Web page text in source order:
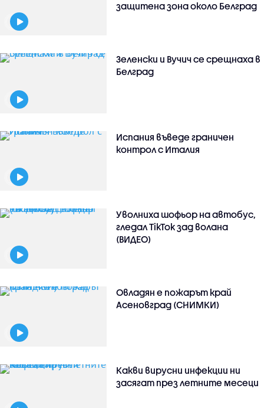
защитена зона около Белград
Зеленски и Вучич се срещнаха в
Белград
Испания въведе граничен
контрол с Италия
Уволниха шофьор на автобус,
гледал TikTok зад волана
(ВИДЕО)
Овладян е пожарът край
Асеновград (СНИМКИ)
Какви вирусни инфекции ни
засягат през летните месеци